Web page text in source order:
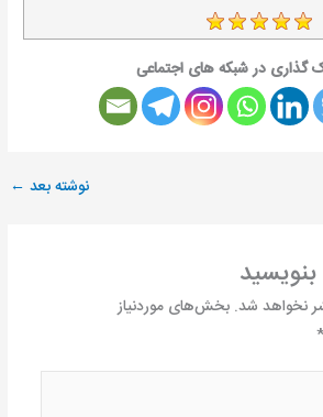
گذاری در شبکه های اجتماعی
نوشته بعد ←
نخواهد شد. بخش‌های موردنیاز
*